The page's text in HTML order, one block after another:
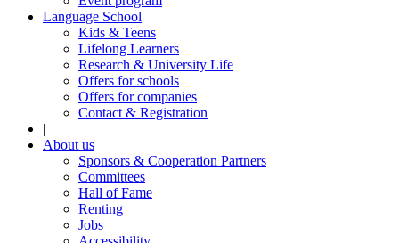
Language School
Kids & Teens
Lifelong Learners
Research & University Life
Offers for schools
Offers for companies
Contact & Registration
|
About us
Sponsors & Cooperation Partners
Committees
Hall of Fame
Renting
Jobs